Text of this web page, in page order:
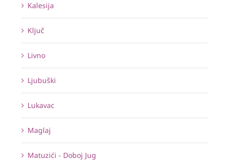
Kalesija
Ključ
Livno
Ljubuški
Lukavac
Maglaj
Matuzići - Doboj Jug